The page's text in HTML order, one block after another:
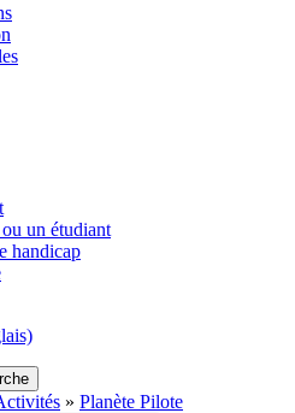
un étudiant
handicap
» Planète Pilote